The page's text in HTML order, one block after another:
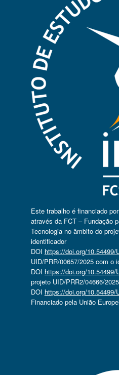
Este trabalho é financiado
através da FCT – Fundação
Tecnologia no âmbito do
identificador
DOI https://doi.org/10.54499/
UID/PRR/00657/2025 com o
DOI https://doi.org/10.54499/
projeto UID/PRR2/04666/
DOI https://doi.org/10.54499/
Financiado pela União